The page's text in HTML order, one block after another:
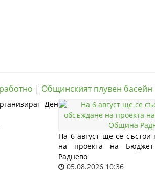
работно | Общинският плувен басейн
Ден
На 6 август ще се
на проекта на
Раднево
05.08.2026 10:36